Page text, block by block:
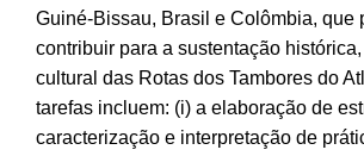
Guiné-Bissau, Brasil e Colômbia, que
contribuir para a sustentação
cultural das Rotas dos Tambores do
tarefas incluem: (i) a elaboração de
caracterização e interpretação de